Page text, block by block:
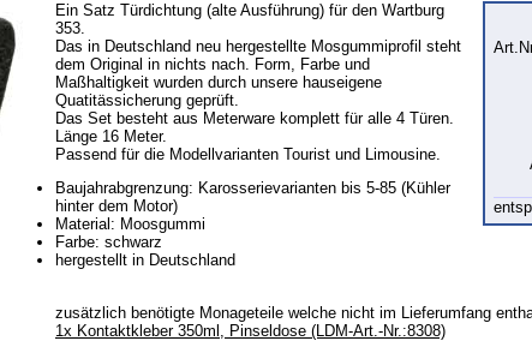
Ein Satz Türdichtung (alte Ausführung) für den Wartburg
353.
Das in Deutschland neu hergestellte Mosgummiprofil steht
dem Original in nichts nach. Form, Farbe und
Maßhaltigkeit wurden durch unsere hauseigene
Quatitässicherung geprüft.
Das Set besteht aus Meterware komplett für alle 4 Türen.
Länge 16 Meter.
Passend für die Modellvarianten Tourist und Limousine.
Baujahrabgrenzung: Karosserievarianten bis 5-85 (Kühler
hinter dem Motor)
Material: Moosgummi
Farbe: schwarz
hergestellt in Deutschland
zusätzlich benötigte Monageteile welche nicht im Lieferumfang
1x Kontaktkleber 350ml, Pinseldose (LDM-Art.-Nr.:8308)